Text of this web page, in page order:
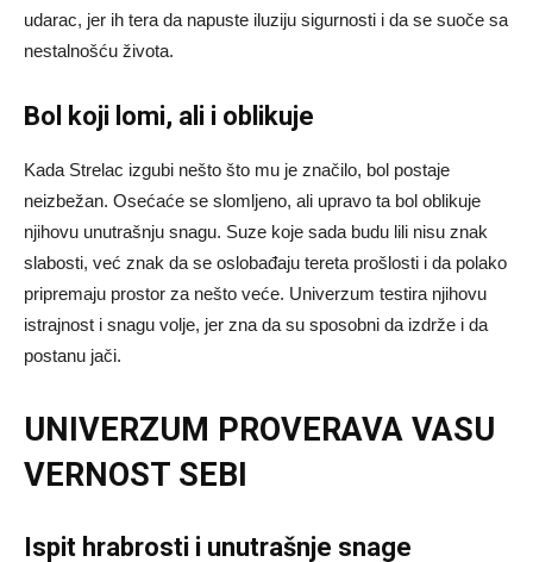
udarac, jer ih tera da napuste iluziju sigurnosti i da se suoče sa
nestalnošću života.
Bol koji lomi, ali i oblikuje
Kada Strelac izgubi nešto što mu je značilo, bol postaje
neizbežan. Osećaće se slomljeno, ali upravo ta bol oblikuje
njihovu unutrašnju snagu. Suze koje sada budu lili nisu znak
slabosti, već znak da se oslobađaju tereta prošlosti i da polako
pripremaju prostor za nešto veće. Univerzum testira njihovu
istrajnost i snagu volje, jer zna da su sposobni da izdrže i da
postanu jači.
UNIVERZUM PROVERAVA VASU
VERNOST SEBI
Ispit hrabrosti i unutrašnje snage